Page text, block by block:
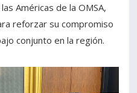
Américas de la OMSA,
reforzar su compromiso
conjunto en la región.